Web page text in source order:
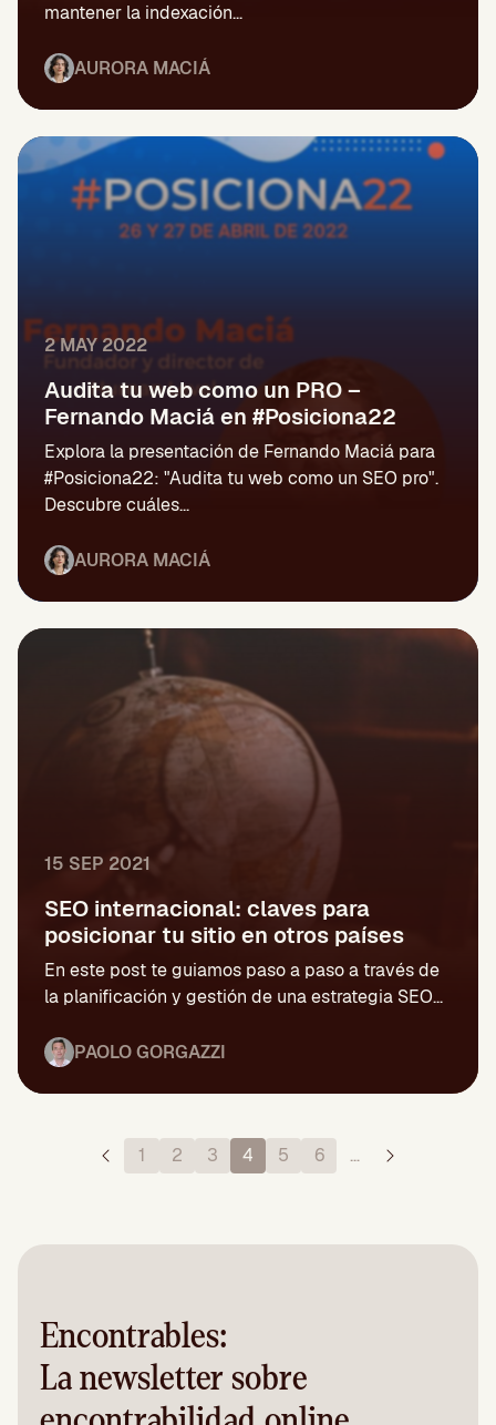
mantener la indexación...
AURORA MACIÁ
2 MAY 2022
Audita tu web como un PRO –
Fernando Maciá en #Posiciona22
Explora la presentación de Fernando Maciá para
#Posiciona22: "Audita tu web como un SEO pro".
Descubre cuáles...
AURORA MACIÁ
15 SEP 2021
SEO internacional: claves para
posicionar tu sitio en otros países
En este post te guiamos paso a paso a través de
la planificación y gestión de una estrategia SEO...
PAOLO GORGAZZI
1 2 3 4 5 6 …
Encontrables:
La newsletter sobre